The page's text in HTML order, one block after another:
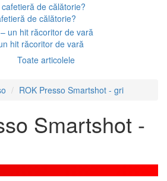
de călătorie?
hit răcoritor de vară
Toate articolele
ROK Presso Smartshot - gri
Smartshot -